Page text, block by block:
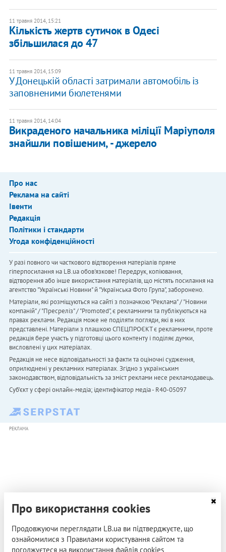
11 травня 2014, 15:21
Кількість жертв сутичок в Одесі
збільшилася до 47
11 травня 2014, 15:09
У Донецькій області затримали автомобіль із
заповненими бюлетенями
11 травня 2014, 14:04
Викраденого начальника міліції Маріуполя
знайшли повішеним, - джерело
Про нас
Реклама на сайті
Івенти
Редакція
Політики і стандарти
Угода конфіденційності
У разі повного чи часткового відтворення матеріалів пряме
гіперпосилання на LB.ua обов'язкове! Передрук, копіювання,
відтворення або інше використання матеріалів, що містять посилання на
агентство "Українськi Новини" й "Українська Фото Група", заборонено.
Матеріали, які розміщуються на сайті з позначкою "Реклама" / "Новини
компаній" / "Пресреліз" / "Promoted", є рекламними та публікуються на
правах реклами. Редакція може не поділяти погляди, які в них
представлені. Матеріали з плашкою СПЕЦПРОЄКТ є рекламними, проте
редакція бере участь у підготовці цього контенту і поділяє думки,
висловлені у цих матеріалах.
Редакція не несе відповідальності за факти та оціночні судження,
оприлюднені у рекламних матеріалах. Згідно з українським
законодавством, відповідальність за зміст реклами несе рекламодавець.
Cуб'єкт у сфері онлайн-медіа; ідентифікатор медіа - R40-05097
РЕКЛАМА
Про використання cookies
Продовжуючи переглядати LB.ua ви підтверджуєте, що
ознайомилися з Правилами користування сайтом та
погоджуєтеся на використання файлів cookies